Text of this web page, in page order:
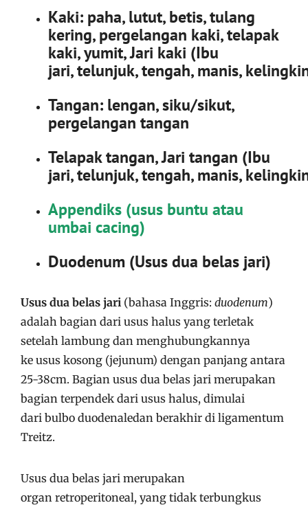
Kaki: paha, lutut, betis, tulang
kering, pergelangan kaki, telapak
kaki, yumit, Jari kaki (Ibu
jari, telunjuk, tengah, manis,
Tangan: lengan, siku/sikut,
pergelangan tangan
Telapak tangan, Jari tangan (Ibu
jari, telunjuk, tengah, manis,
Appendiks (usus buntu atau
umbai cacing)
Duodenum (Usus dua belas jari)
Usus dua belas jari (bahasa Inggris: duodenum)
adalah bagian dari usus halus yang terletak
setelah lambung dan menghubungkannya
ke usus kosong (jejunum) dengan panjang antara
25-38cm. Bagian usus dua belas jari merupakan
bagian terpendek dari usus halus, dimulai
dari bulbo duodenaledan berakhir di ligamentum
Treitz.
Usus dua belas jari merupakan
organ retroperitoneal, yang tidak terbungkus